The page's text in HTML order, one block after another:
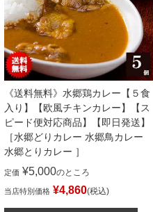
《送料無料》水郷鶏カレー【５食
入り】【欧風チキンカレー】【ス
ピード便対応商品】【即日発送】
［水郷どりカレー 水郷鳥カレー
水郷とりカレー ］
定価 ¥5,000のところ
当店特別価格 ¥4,860 税込